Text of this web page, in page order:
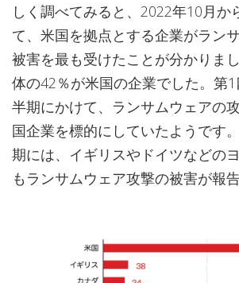
しく調べてみると、2022年10月か
て、米国を拠点とする企業がラン
被害を最も受けたことが分かりま
体の42％が米国の企業でした。第
半期にかけて、ランサムウェアの
国企業を標的にしていたようです
期には、イギリスやドイツなどの
もランサムウェア攻撃の被害が報